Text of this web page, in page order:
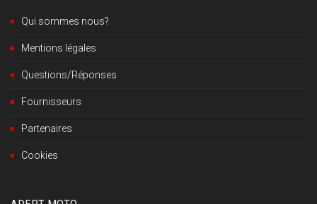
Qui sommes nous?
Mentions légales
Questions/Réponses
Fournisseurs
Partenaires
Cookies